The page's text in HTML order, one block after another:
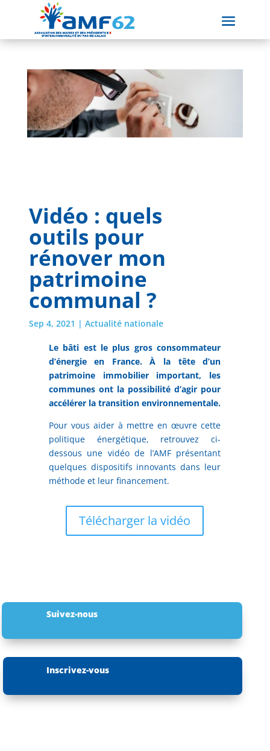
Vidéo : quels
outils pour
rénover mon
patrimoine
communal ?
Sep 4, 2021 | Actualité nationale
Le bâti est le plus gros consommateur
d’énergie en France. À la tête d’un
patrimoine immobilier important, les
communes ont la possibilité d’agir pour
accélérer la transition environnementale.
Pour vous aider à mettre en œuvre cette
politique énergétique, retrouvez ci-
dessous une vidéo de l’AMF présentant
quelques dispositifs innovants dans leur
méthode et leur financement.
Télécharger la vidéo
Suivez-nous
Inscrivez-vous